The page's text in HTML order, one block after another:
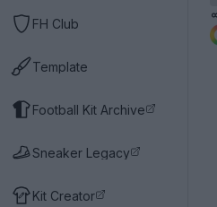
FH Club
Template
Football Kit Archive
Sneaker Legacy
Kit Creator